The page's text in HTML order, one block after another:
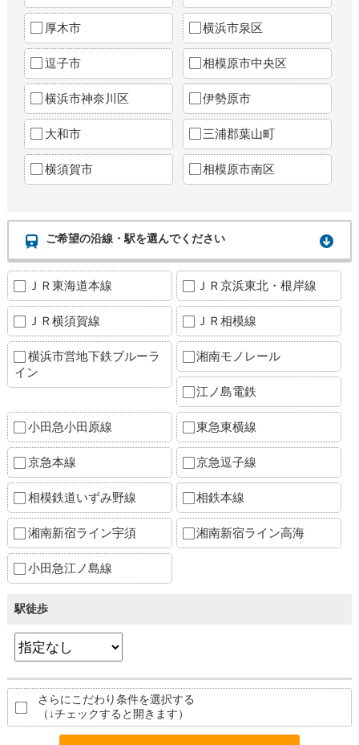
厚木市 横浜市泉区
逗子市 相模原市中央区
横浜市神奈川区 伊勢原市
大和市 三浦郡葉山町
横須賀市 相模原市南区
ご希望の沿線・駅を選んでください
ＪＲ東海道本線 ＪＲ京浜東北・根岸線
ＪＲ横須賀線 ＪＲ相模線
横浜市営地下鉄ブルーラ
イン
湘南モノレール
江ノ島電鉄
小田急小田原線 東急東横線
京急本線 京急逗子線
相模鉄道いずみ野線 相鉄本線
湘南新宿ライン宇須 湘南新宿ライン高海
小田急江ノ島線
駅徒歩
さらにこだわり条件を選択する
（↓チェックすると開きます）